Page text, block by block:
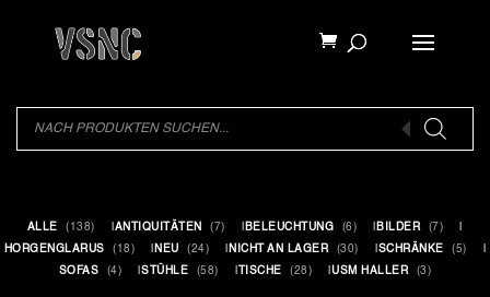
Products
search
ALLE (138) ANTIQUITÄTEN (7) BELEUCHTUNG (6) BILDER
(7)
HORGENGLARUS
(18) NEU (24) NICHT AN LAGER (30) SCHRÄNKE
(5)
SOFAS
(4) STÜHLE (58) TISCHE (28) USM HALLER (3)